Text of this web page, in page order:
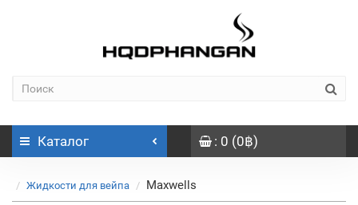
Каталог : 0 (0฿)
Жидкости для вейпа Maxwells